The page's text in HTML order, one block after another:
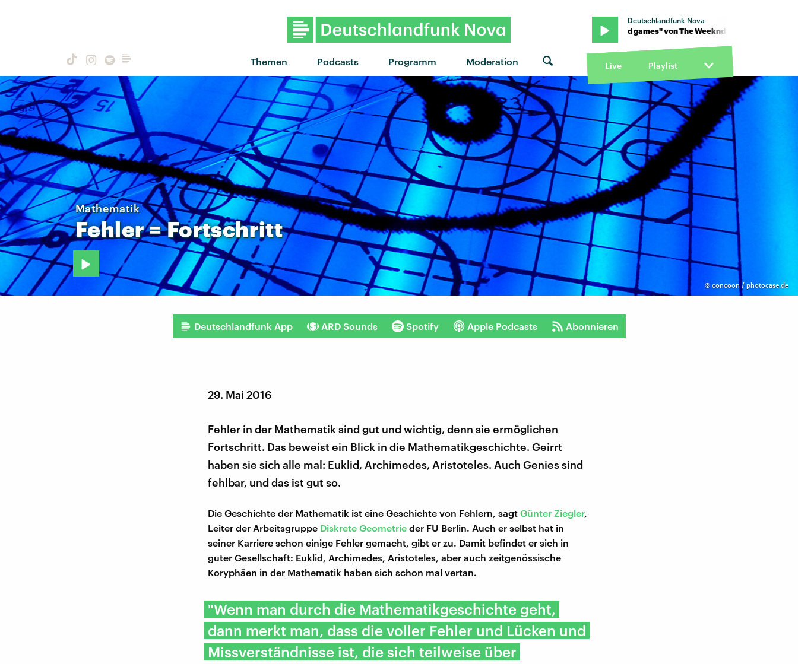
Themen Podcasts Programm Moderation
Deutschlandfunk Nova
"Wicked games" von The Weeknd · "Wicked games" von The Weeknd · "Wicked games" von The
Live Playlist
© concoon / photocase.de
Mathematik
Fehler=Fortschritt
Deutschlandfunk App ARD Sounds Spotify Apple Podcasts Abonnieren
29. Mai 2016
Fehler in der Mathematik sind gut und wichtig, denn sie ermöglichen
Fortschritt. Das beweist ein Blick in die Mathematikgeschichte. Geirrt
haben sie sich alle mal: Euklid, Archimedes, Aristoteles. Auch Genies sind
fehlbar, und das ist gut so.
Die Geschichte der Mathematik ist eine Geschichte von Fehlern, sagt Günter Ziegler,
Leiter der Arbeitsgruppe Diskrete Geometrie der FU Berlin. Auch er selbst hat in
seiner Karriere schon einige Fehler gemacht, gibt er zu. Damit befindet er sich in
guter Gesellschaft: Euklid, Archimedes, Aristoteles, aber auch zeitgenössische
Koryphäen in der Mathematik haben sich schon mal vertan.
"Wenn man durch die Mathematikgeschichte geht,
dann merkt man, dass die voller Fehler und Lücken und
Missverständnisse ist, die sich teilweise über